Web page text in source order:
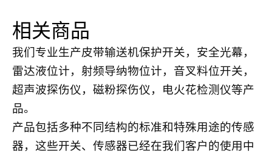
相关商品
我们专业生产皮带输送机保护开关，安全光幕，
雷达液位计，射频导纳物位计，音叉料位开关，
超声波探伤仪，磁粉探伤仪，电火花检测仪等产
品。
产品包括多种不同结构的标准和特殊用途的传感
器，这些开关、传感器已经在我们客户的使用中